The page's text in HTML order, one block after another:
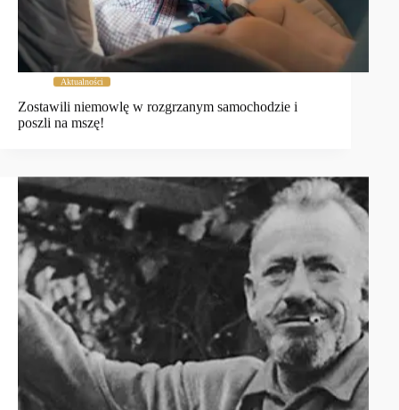
Aktualności
Zostawili niemowlę w rozgrzanym samochodzie i
poszli na mszę!